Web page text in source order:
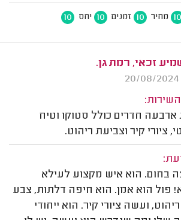
10 מחיר 10 זמנים 10 יחס 10
זכאי, רמת גן.
ארבעה חדרים כולל סטוקו וטיח
ציורי קיר וצביעת ריהוט.
בחום. הוא איש מקצוע לעילא
פול הוא אמן. הוא חיפה דלתות, צבע
ועשה ציורי קיר. הוא ייחודי